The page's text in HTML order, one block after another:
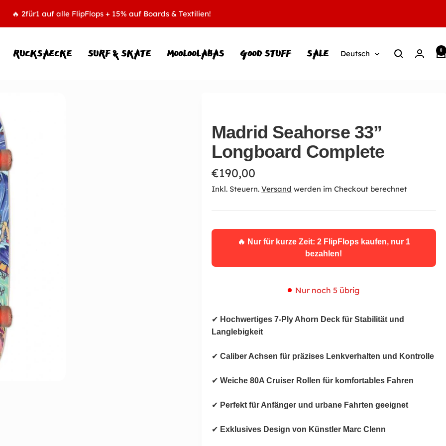
🔥 2für1 auf alle FlipFlops + 15% auf Boards & Textilien!
RUCKSAECKE SURF & SKATE MOOLOOLABAS GOOD STUFF SALE Sprache
Deutsch 0
Madrid Seahorse 33”
Longboard Complete
Angebotspreis
€190,00
Inkl. Steuern. Versand werden im Checkout berechnet
🔥 Nur für kurze Zeit: 2 FlipFlops kaufen, nur 1
bezahlen!
Nur noch 5 übrig
✔ Hochwertiges 7-Ply Ahorn Deck für Stabilität und
Langlebigkeit
✔ Caliber Achsen für präzises Lenkverhalten und Kontrolle
✔ Weiche 80A Cruiser Rollen für komfortables Fahren
✔ Perfekt für Anfänger und urbane Fahrten geeignet
✔ Exklusives Design von Künstler Marc Clenn